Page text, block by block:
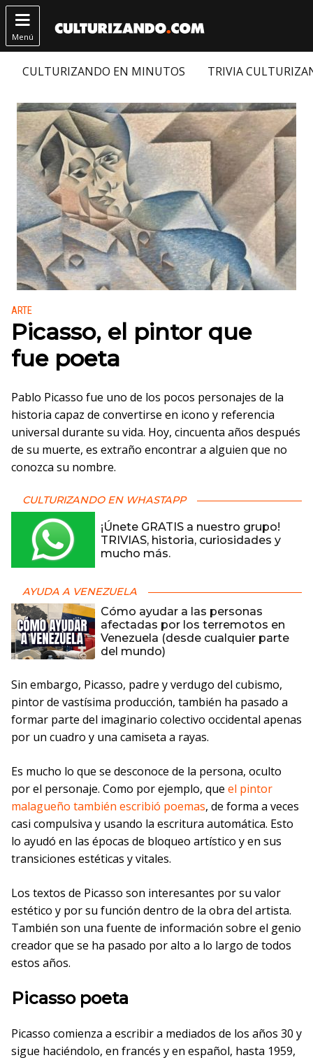

Menú
CULTURIZANDO EN MINUTOS TRIVIA
Publicado en:
ARTE
Picasso, el pintor que
fue poeta
Pablo Picasso fue uno de los pocos personajes de la
historia capaz de convertirse en icono y referencia
universal durante su vida. Hoy, cincuenta años después
de su muerte, es extraño encontrar a alguien que no
conozca su nombre.
CULTURIZANDO EN WHASTAPP
¡Únete GRATIS a nuestro grupo!
TRIVIAS, historia, curiosidades y
mucho más.
AYUDA A VENEZUELA
Cómo ayudar a las personas
afectadas por los terremotos en
Venezuela (desde cualquier parte
del mundo)
Sin embargo, Picasso, padre y verdugo del cubismo,
pintor de vastísima producción, también ha pasado a
formar parte del imaginario colectivo occidental apenas
por un cuadro y una camiseta a rayas.
Es mucho lo que se desconoce de la persona, oculto
por el personaje. Como por ejemplo, que el pintor
malagueño también escribió poemas, de forma a veces
casi compulsiva y usando la escritura automática. Esto
lo ayudó en las épocas de bloqueo artístico y en sus
transiciones estéticas y vitales.
Los textos de Picasso son interesantes por su valor
estético y por su función dentro de la obra del artista.
También son una fuente de información sobre el genio
creador que se ha pasado por alto a lo largo de todos
estos años.
Picasso poeta
Picasso comienza a escribir a mediados de los años 30 y
sigue haciéndolo, en francés y en español, hasta 1959,